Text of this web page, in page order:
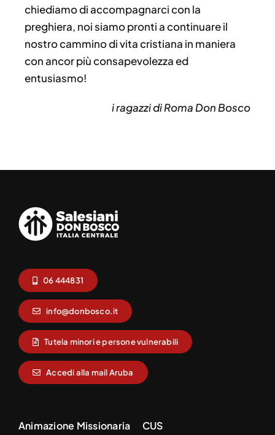
chiediamo di accompagnarci con la
preghiera, noi siamo pronti a continuare il
nostro cammino di vita cristiana in maniera
con ancor più consapevolezza ed
entusiasmo!
i ragazzi di Roma Don Bosco
06 444831
info@donbosco.it
Tutela minori e persone vulnerabili
Accedi alla mail Aruba
Animazione Missionaria CUS